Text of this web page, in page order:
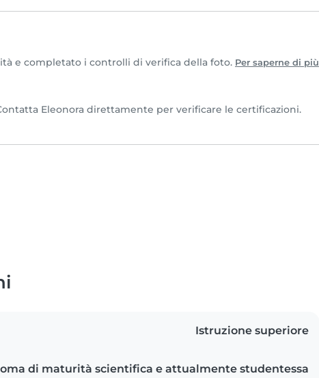
e completato i controlli di verifica della foto. Per saperne di più
Eleonora direttamente per verificare le certificazioni.
Istruzione superiore
di maturità scientifica e attualmente studentessa